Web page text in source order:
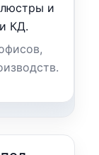
люстры и
КД.